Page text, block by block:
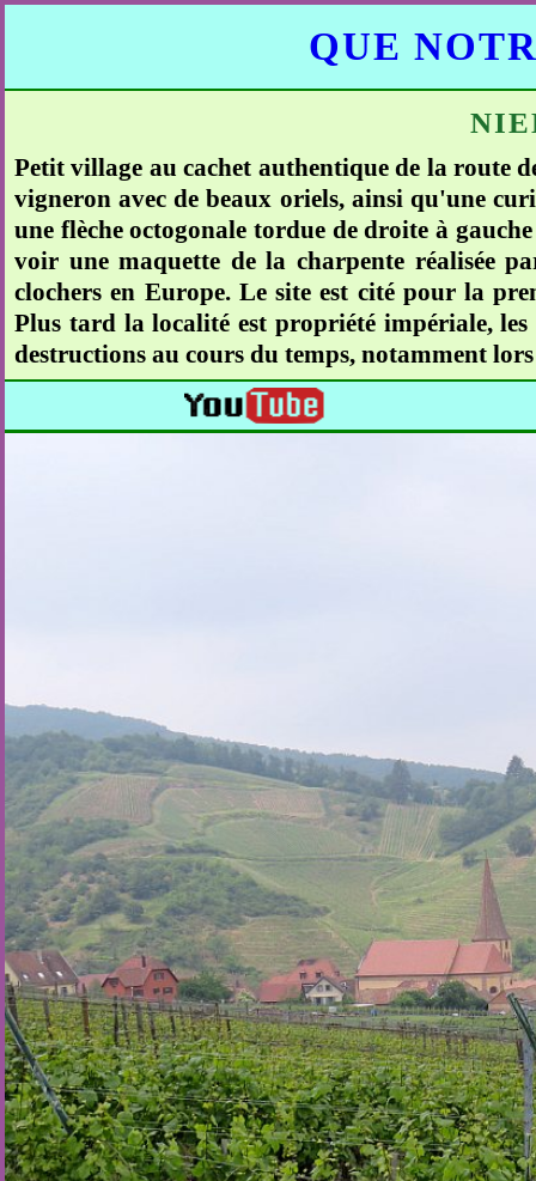
QUE
Petit village au cachet authentique de la route
vigneron avec de beaux oriels, ainsi qu'une
une flèche octogonale tordue de droite à
voir une maquette de la charpente réalisée
clochers en Europe. Le site est cité pour la
Plus tard la localité est propriété impériale,
destructions au cours du temps, notamment